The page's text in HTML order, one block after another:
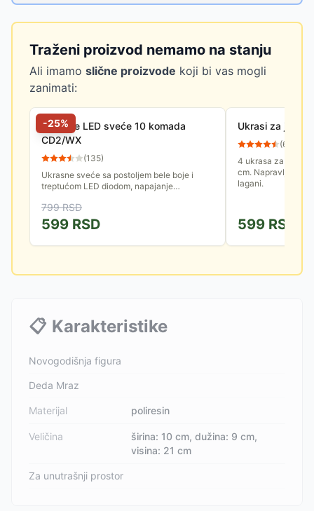
Traženi proizvod nemamo na stanju
Ali imamo slične proizvode koji bi vas mogli
zanimati:
-25%
Ukrasne LED sveće 10 komada
CD2/WX
(135)
Ukrasne sveće sa postoljem bele boje i
treptućom LED diodom, napajanje
799RSD
599 RSD
Ukrasi za jelku
(60
4 ukrasa za jelku
cm. Napravljeni su
lagani.
599 RSD
📋 Karakteristike
Novogodišnja figura
Deda Mraz
Materijal poliresin
Veličina
širina: 10 cm, dužina: 9 cm,
visina: 21 cm
Za unutrašnji prostor